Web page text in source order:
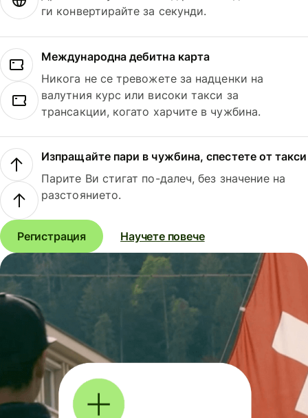
ги конвертирайте за секунди.
Международна дебитна карта
Никога не се тревожете за надценки на
валутния курс или високи такси за
трансакции, когато харчите в чужбина.
Изпращайте пари в чужбина, спестете от такси
Парите Ви стигат по-далеч, без значение на
разстоянието.
Регистрация Научете повече